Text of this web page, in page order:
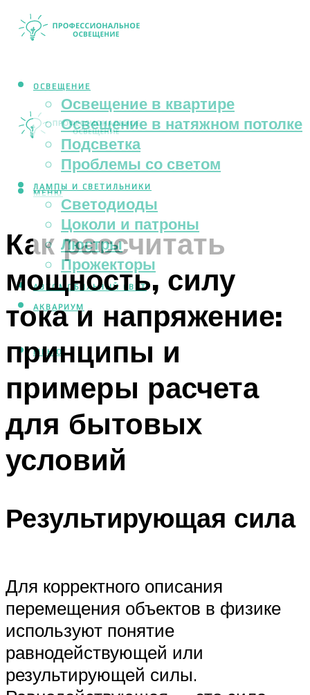
ОСВЕЩЕНИЕ
Освещение в квартире
Освещение в натяжном потолке
Подсветка
Проблемы со светом
ЛАМПЫ И СВЕТИЛЬНИКИ
Светодиоды
Цоколи и патроны
Люстры
Прожекторы
АВТОМОБИЛЬНЫЙ СВЕТ
АКВАРИУМ
МЕНЮ
МЕНЮ
Как рассчитать
мощность, силу
тока и напряжение:
принципы и
примеры расчета
для бытовых
условий
Результирующая сила
Для корректного описания
перемещения объектов в физике
используют понятие
равнодействующей или
результирующей силы.